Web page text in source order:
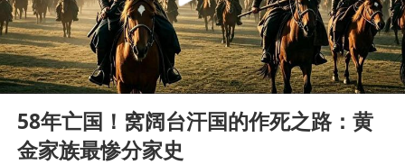
百花奖开幕式
四川宜宾高县4.9级地震致1死
广东雷州通报特教老师招聘违规事件
“新疆阿勒泰八月能滑雪”不实
刘国正说向鹏打得很窝囊
Play
00:00 16:27
58年亡国！窝阔台汗国的作死之路：黄
金家族最惨分家史